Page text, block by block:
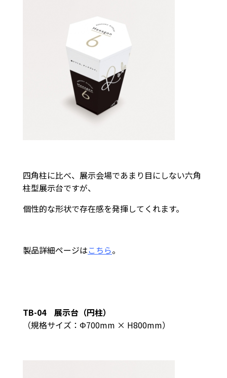
四角柱に比べ、展示会場であまり目にしない六角
柱型展示台ですが、
個性的な形状で存在感を発揮してくれます。
製品詳細ページはこちら。
TB-04 展示台（円柱）
（規格サイズ：Φ700mm × H800mm）